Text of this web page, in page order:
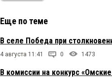
Еще по теме
В селе Победа при
4 августа 11:41 0 1473
В комиссии на конкурс